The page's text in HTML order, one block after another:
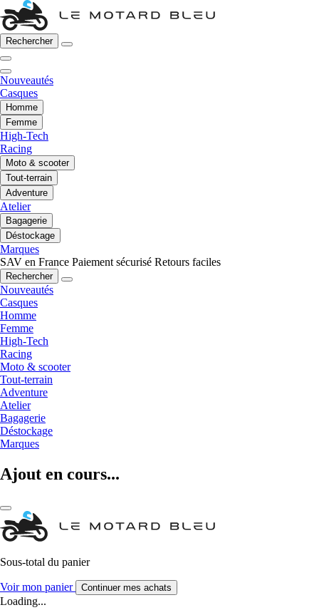
Rechercher
Nouveautés
Casques
Homme
Femme
High-Tech
Racing
Moto & scooter
Tout-terrain
Adventure
Atelier
Bagagerie
Déstockage
Marques
SAV en France Paiement sécurisé Retours faciles
Rechercher
Nouveautés
Casques
Homme
Femme
High-Tech
Racing
Moto & scooter
Tout-terrain
Adventure
Atelier
Bagagerie
Déstockage
Marques
Ajout en cours...
Sous-total du panier
Voir mon panier Continuer mes achats
Loading...